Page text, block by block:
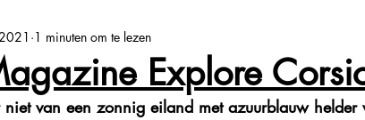
Aquitaine Auvergne-Rhône-Alpes
en omgeving Bretagne Grand-Est Centre Val de
Explore
1 minuten om te lezen
van een zonnig eiland met azuurblauw helder